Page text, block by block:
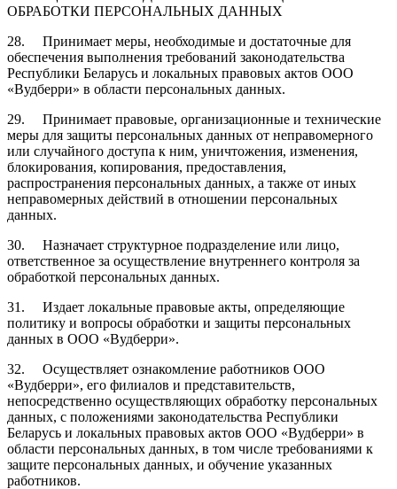
ОБРАБОТКИ ПЕРСОНАЛЬНЫХ ДАННЫХ
28. Принимает меры, необходимые и достаточные для
обеспечения выполнения требований законодательства
Республики Беларусь и локальных правовых актов ООО
«Вудберри» в области персональных данных.
29. Принимает правовые, организационные и технические
меры для защиты персональных данных от неправомерного
или случайного доступа к ним, уничтожения, изменения,
блокирования, копирования, предоставления,
распространения персональных данных, а также от иных
неправомерных действий в отношении персональных
данных.
30. Назначает структурное подразделение или лицо,
ответственное за осуществление внутреннего контроля за
обработкой персональных данных.
31. Издает локальные правовые акты, определяющие
политику и вопросы обработки и защиты персональных
данных в ООО «Вудберри».
32. Осуществляет ознакомление работников ООО
«Вудберри», его филиалов и представительств,
непосредственно осуществляющих обработку персональных
данных, с положениями законодательства Республики
Беларусь и локальных правовых актов ООО «Вудберри» в
области персональных данных, в том числе требованиями к
защите персональных данных, и обучение указанных
работников.